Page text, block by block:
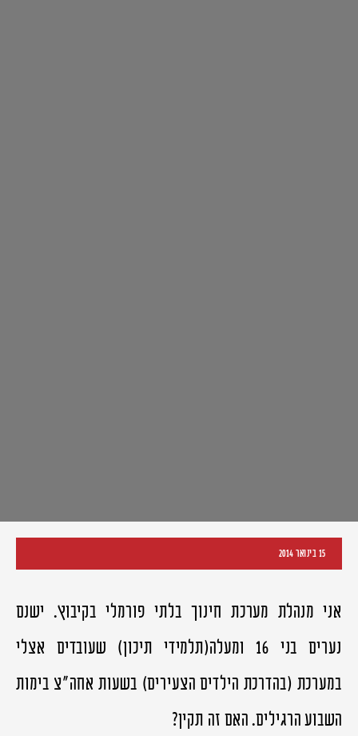
15 בינואר 2014
אני מנהלת מערכת חינוך בלתי פורמלי בקיבוץ. ישנם
נערים בני 16 ומעלה(תלמידי תיכון) שעובדים אצלי
במערכת (בהדרכת הילדים הצעירים) בשעות אחה"צ בימות
השבוע הרגילים. האם זה תקין?